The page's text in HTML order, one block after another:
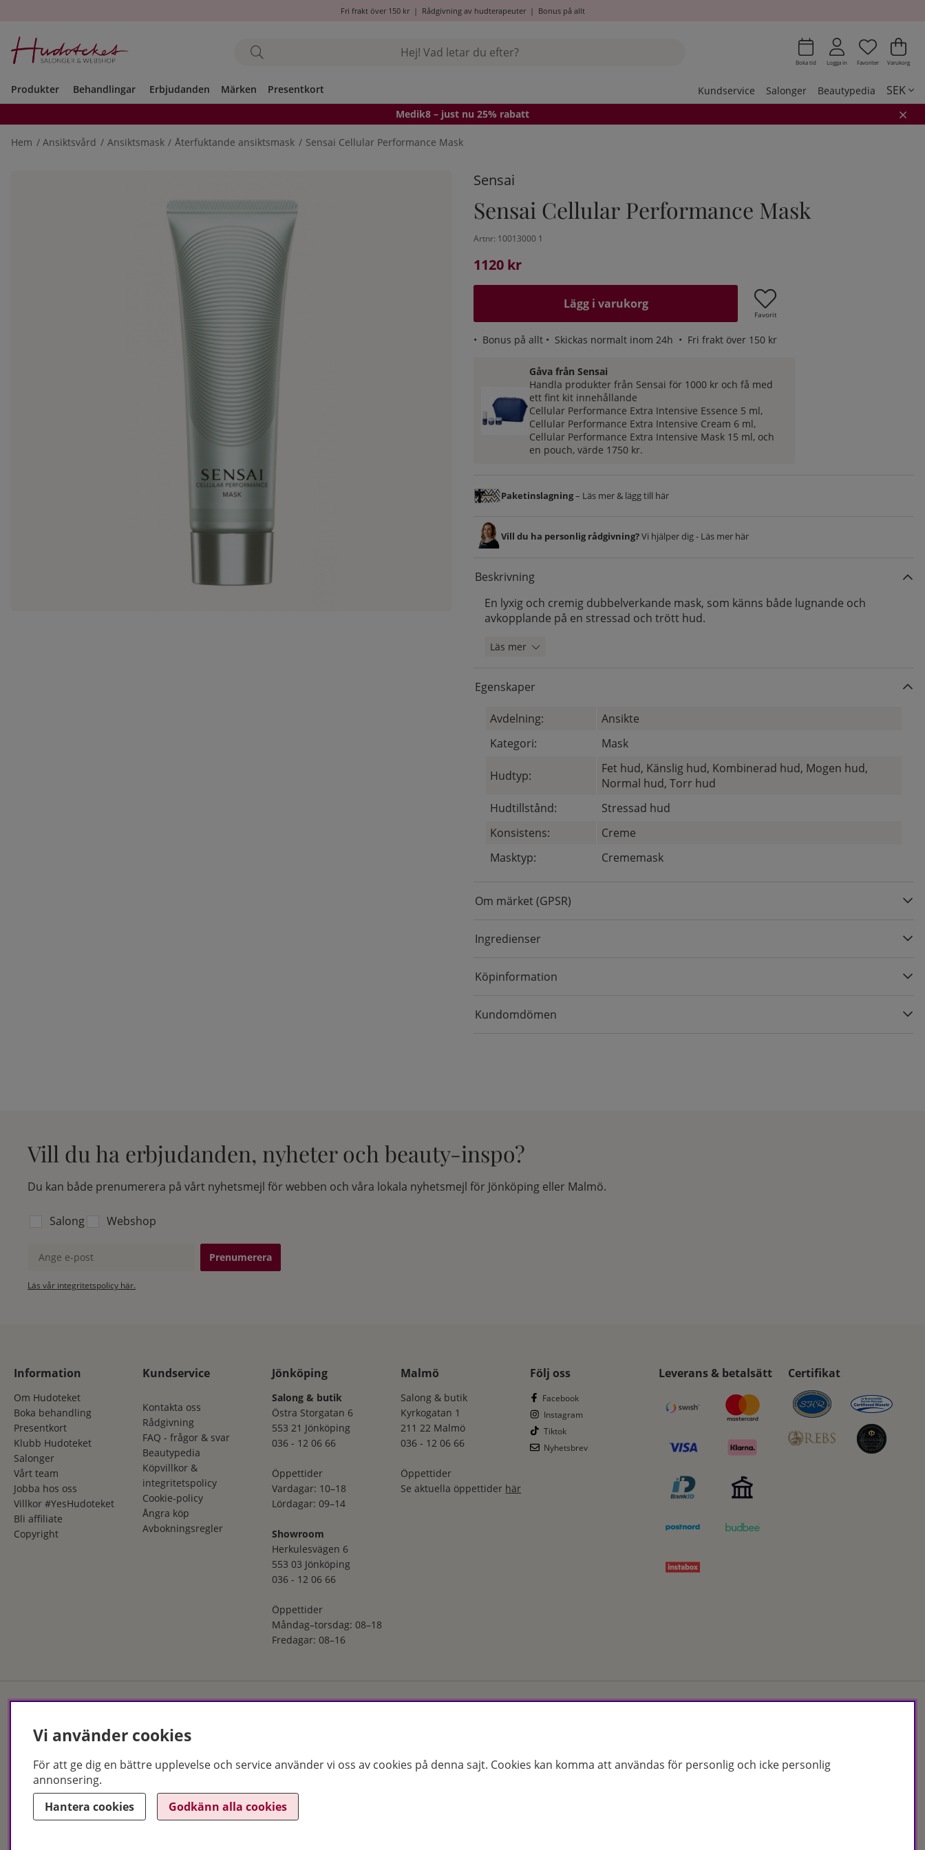
Fri frakt över 150 kr| Rådgivning av hudterapeuter| Bonus på allt
Boka tid Logga in Antal i
.
Favoriter .
Varukorg
Produkter Behandlingar Erbjudanden Märken Presentkort Kundservice Salonger Beautypedia SEK
Medik8 – just nu 25% rabatt
Hem Ansiktsvård Ansiktsmask Återfuktande ansiktsmask Sensai Cellular Performance Mask
Sensai
Sensai Cellular Performance Mask
Artnr: 10013000 1
1120 kr
Lägg i varukorg
Favorit
• Bonus på allt • Skickas normalt inom 24h • Fri frakt över 150 kr
Gåva från Sensai
Handla produkter från Sensai för 1000 kr och få med
ett fint kit innehållande
Cellular Performance Extra Intensive Essence 5 ml,
Cellular Performance Extra Intensive Cream 6 ml,
Cellular Performance Extra Intensive Mask 15 ml, och
en pouch, värde 1750 kr.
Paketinslagning– Läs mer & lägg till här
Vill du ha personlig rådgivning?Vi hjälper dig - Läs mer här
Beskrivning
En lyxig och cremig dubbelverkande mask, som känns både lugnande och
avkopplande på en stressad och trött hud.
Läs mer
Egenskaper
Avdelning:
Ansikte
Kategori:
Mask
Hudtyp:
Fet hud, Känslig hud, Kombinerad hud, Mogen hud,
Normal hud, Torr hud
Hudtillstånd:
Stressad hud
Konsistens:
Creme
Masktyp:
Crememask
Om märket (GPSR)
Ingredienser
Köpinformation
Kundomdömen
Vill du ha erbjudanden, nyheter och beauty-inspo?
Du kan både prenumerera på vårt nyhetsmejl för webben och våra lokala nyhetsmejl för Jönköping eller Malmö.
Välj vilken lista du vill prenumerera på:
Salong
Webshop
Ange e-post
Läs vår integritetspolicy här.
Information
Om Hudoteket
Boka behandling
Presentkort
Klubb Hudoteket
Salonger
Vårt team
Jobba hos oss
Villkor #YesHudoteket
Bli affiliate
Copyright
Kundservice
Kontakta oss
Rådgivning
FAQ - frågor & svar
Beautypedia
Köpvillkor &
integritetspolicy
Cookie-policy
Ångra köp
Avbokningsregler
Jönköping
Salong & butik
Östra Storgatan 6
553 21 Jönköping
036 - 12 06 66
Öppettider
Vardagar: 10–18
Lördagar: 09–14
Showroom
Herkulesvägen 6
553 03 Jönköping
036 - 12 06 66
Öppettider
Måndag–torsdag: 08–18
Fredagar: 08–16
Malmö
Salong & butik
Kyrkogatan 1
211 22 Malmö
036 - 12 06 66
Öppettider
Se aktuella öppettider här
Följ oss
Facebook
Instagram
Tiktok
Nyhetsbrev
Leverans & betalsätt Certifikat
produkter och behandlingar för just dina behov. Handla enkelt på hudoteket.se eller besök oss i
Jönköping och Malmö.
Copyright © Hudoteket 2025
Vi använder cookies
För att ge dig en bättre upplevelse och service använder vi oss av cookies på denna sajt. Cookies kan komma att användas för personlig och icke personlig
annonsering.
Hantera cookies
Godkänn alla cookies